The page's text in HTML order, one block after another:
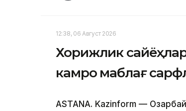
12:38, 06 Август 2026
Хорижлик
камроқ маблағ
ASTANA. Kazinform —